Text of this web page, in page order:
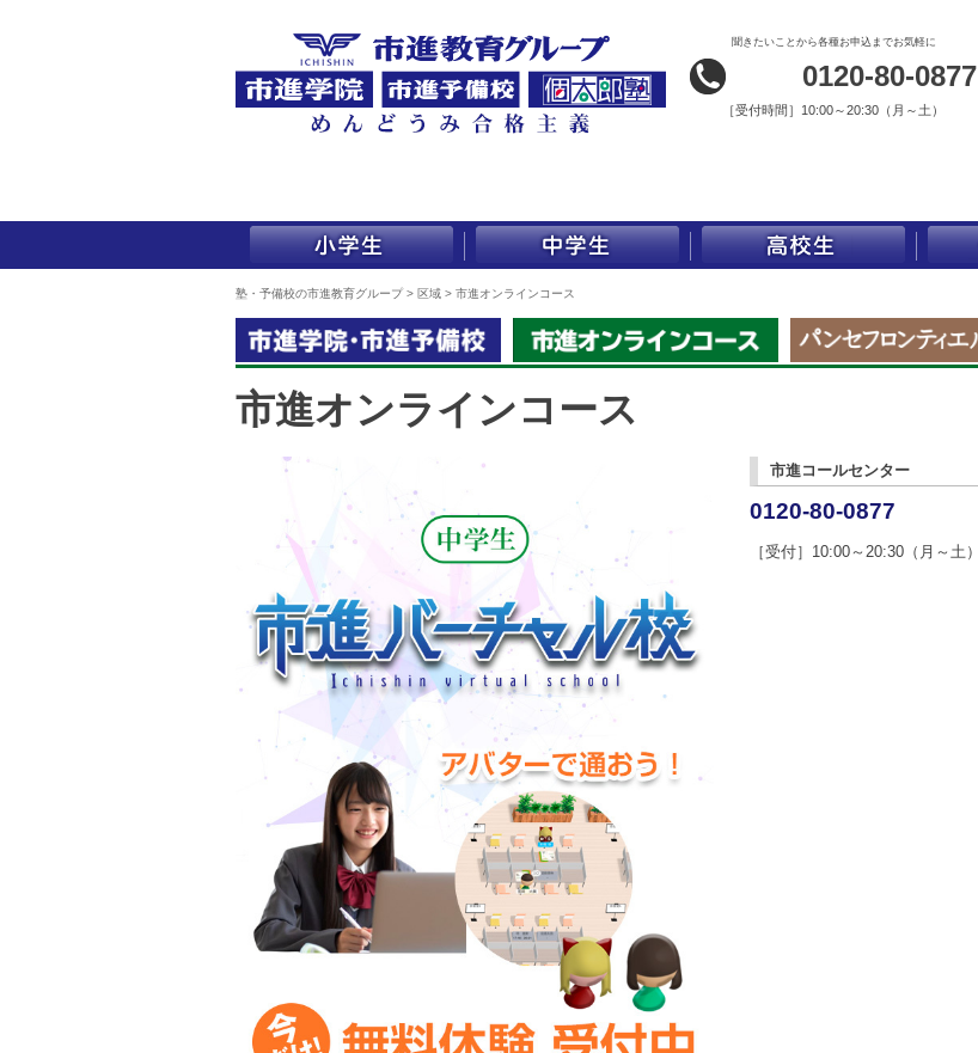
聞きたいことから各種お申込までお気軽に
0120-80-0877
［受付時間］10:00～20:30（月～土）
塾・予備校の市進教育グループ> 区域 > 市進オンラインコース
市進オンラインコース
市進コールセンター
0120-80-0877
［受付］10:00～20:30（月～土）